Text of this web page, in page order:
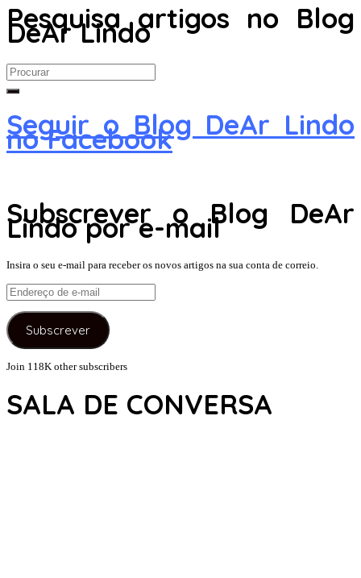
Pesquisa artigos no Blog
DeAr Lindo
Search
for:
Seguir o Blog DeAr Lindo
no Facebook
Subscrever o Blog DeAr
Lindo por e-mail
Insira o seu e-mail para receber os novos artigos na sua conta de correio.
Endereço
de
e-
mail
Subscrever
Join 118K other subscribers
SALA DE CONVERSA